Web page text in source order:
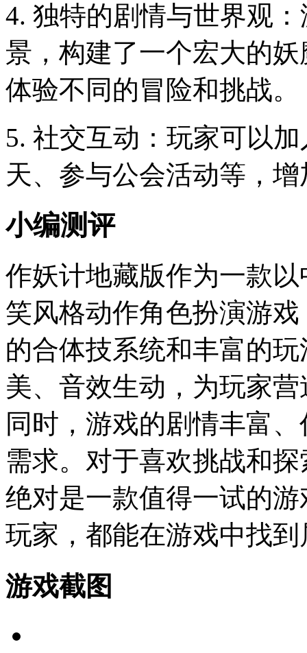
4. 独特的剧情与世界观
景，构建了一个宏大的
体验不同的冒险和挑战。
5. 社交互动：玩家可以
天、参与公会活动等，
小编测评
作妖计地藏版作为一款
笑风格动作角色扮演游
的合体技系统和丰富的
美、音效生动，为玩家
同时，游戏的剧情丰富
需求。对于喜欢挑战和
绝对是一款值得一试的
玩家，都能在游戏中找
游戏截图